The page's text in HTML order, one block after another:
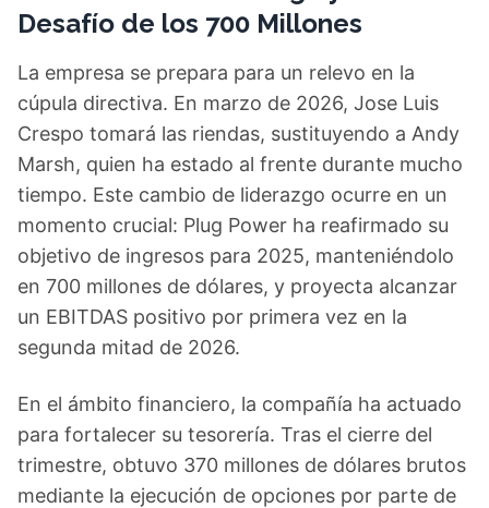
Desafío de los 700 Millones
La empresa se prepara para un relevo en la
cúpula directiva. En marzo de 2026, Jose Luis
Crespo tomará las riendas, sustituyendo a Andy
Marsh, quien ha estado al frente durante mucho
tiempo. Este cambio de liderazgo ocurre en un
momento crucial: Plug Power ha reafirmado su
objetivo de ingresos para 2025, manteniéndolo
en 700 millones de dólares, y proyecta alcanzar
un EBITDAS positivo por primera vez en la
segunda mitad de 2026.
En el ámbito financiero, la compañía ha actuado
para fortalecer su tesorería. Tras el cierre del
trimestre, obtuvo 370 millones de dólares brutos
mediante la ejecución de opciones por parte de